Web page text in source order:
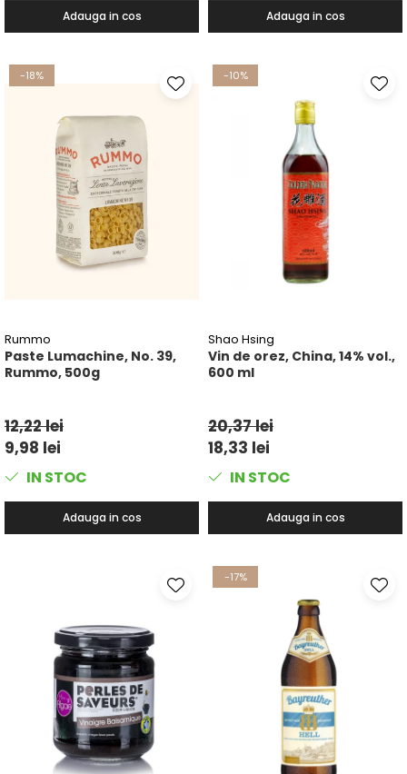
Adauga in cos Adauga in cos
-18%
Rummo
Paste Lumachine, No. 39,
Rummo, 500g
12,22 lei
9,98 lei
IN STOC
Adauga in cos
-10%
Shao Hsing
Vin de orez, China, 14% vol.,
600 ml
20,37 lei
18,33 lei
IN STOC
Adauga in cos
-17%